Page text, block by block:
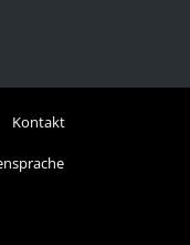
Kontakt